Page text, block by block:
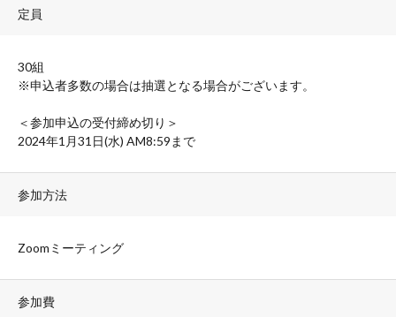
定員
30組
※申込者多数の場合は抽選となる場合がございます。
＜参加申込の受付締め切り＞
2024年1月31日(水) AM8:59まで
参加方法
Zoomミーティング
参加費